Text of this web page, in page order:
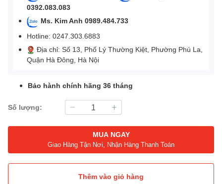
0392.083.083
Ms. Kim Anh 0989.484.733
Hotline: 0247.303.6883
Địa chỉ: Số 13, Phố Lý Thường Kiệt, Phường Phú La,
Quận Hà Đông, Hà Nội
Bảo hành chính hãng 36 tháng
Số lượng:
MUA NGAY
Giao Hàng Tận Nơi, Nhận Hàng Thanh Toán
Thêm vào giỏ hàng